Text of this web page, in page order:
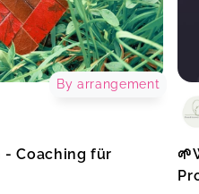
- Coaching für
By arrangement